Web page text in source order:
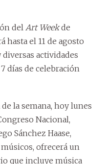
del Art Weekde
hasta el 11 de agosto
actividades
días de celebración
la semana, hoy lunes
Nacional,
Sánchez Haase,
ofrecerá un
que incluye música